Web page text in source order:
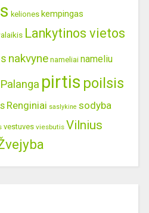
keliones kempingas
Lankytinos vietos
nakvyne nameliai nameliu
Palanga pirtis poilsis
Renginiai saslykine sodyba
vestuves viesbutis Vilnius